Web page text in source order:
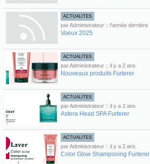
ACTUALITES
par Administrateur :: l'année dernière
Voeux 2025
ACTUALITES
par Administrateur :: il y a 2 ans
Nouveaux produits Furterer
ACTUALITES
par Administrateur :: il y a 2 ans
Astera Head SPA Furterer
ACTUALITES
par Administrateur :: il y a 2 ans
Color Glow Shampooing Furterer